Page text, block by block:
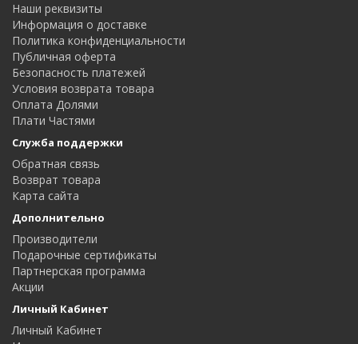
Наши реквизиты
Информация о доставке
Политика конфиденциальности
Публичная оферта
Безопасность платежей
Условия возврата товара
Оплата Долями
Плати Частями
Служба поддержки
Обратная связь
Возврат товара
Карта сайта
Дополнительно
Производители
Подарочные сертификаты
Партнерская программа
Акции
Личный Кабинет
Личный Кабинет